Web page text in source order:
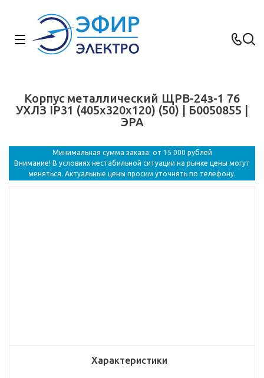
Корпус металлический ЩРВ-24з-1 76
УХЛЗ IP31 (405х320х120) (50) | Б0050855 |
ЭРА
Минимальная сумма заказа: от 15 000 рублей
Внимание! В условиях нестабильной ситуации на рынке цены могут
меняться. Актуальные цены просим уточнять по телефону.
Характеристики